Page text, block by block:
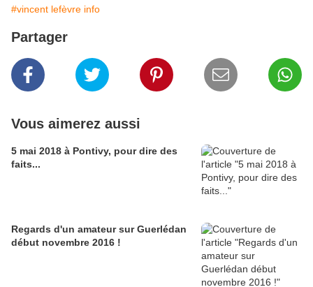
#vincent lefèvre info
Partager
Vous aimerez aussi
5 mai 2018 à Pontivy, pour dire des
faits...
Regards d'un amateur sur Guerlédan
début novembre 2016 !